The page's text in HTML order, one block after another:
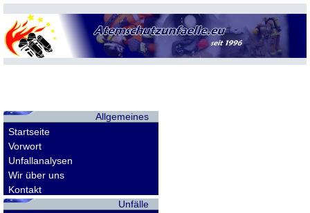
Allgemeines
Startseite
Vorwort
Unfallanalysen
Wir über uns
Kontakt
Unfälle